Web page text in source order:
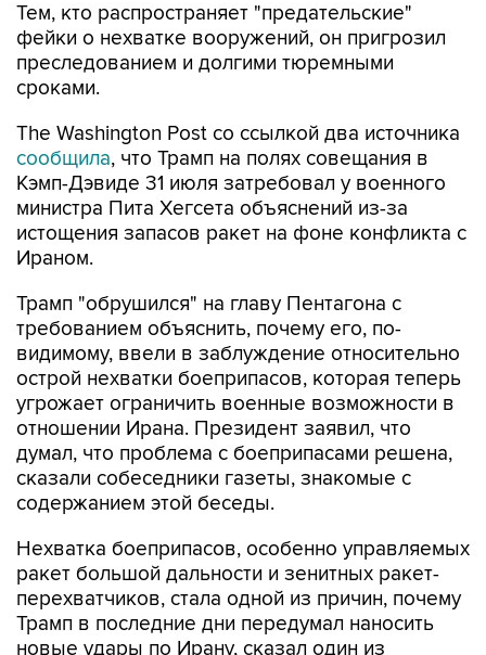
Тем, кто распространяет "предательские"
фейки о нехватке вооружений, он пригрозил
преследованием и долгими тюремными
сроками.
The Washington Post со ссылкой два источника
сообщила, что Трамп на полях совещания в
Кэмп-Дэвиде 31 июля затребовал у военного
министра Пита Хегсета объяснений из-за
истощения запасов ракет на фоне конфликта с
Ираном.
Трамп "обрушился" на главу Пентагона с
требованием объяснить, почему его, по-
видимому, ввели в заблуждение относительно
острой нехватки боеприпасов, которая теперь
угрожает ограничить военные возможности в
отношении Ирана. Президент заявил, что
думал, что проблема с боеприпасами решена,
сказали собеседники газеты, знакомые с
содержанием этой беседы.
Нехватка боеприпасов, особенно управляемых
ракет большой дальности и зенитных ракет-
перехватчиков, стала одной из причин, почему
Трамп в последние дни передумал наносить
новые удары по Ирану, сказал один из